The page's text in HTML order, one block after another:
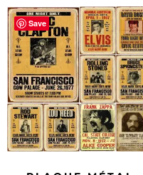
Save